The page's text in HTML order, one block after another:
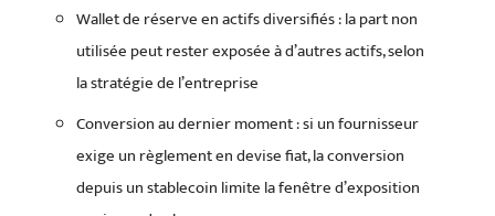
Wallet de réserve en actifs diversifiés : la part non
utilisée peut rester exposée à d’autres actifs, selon
la stratégie de l’entreprise
Conversion au dernier moment : si un fournisseur
exige un règlement en devise fiat, la conversion
depuis un stablecoin limite la fenêtre d’exposition